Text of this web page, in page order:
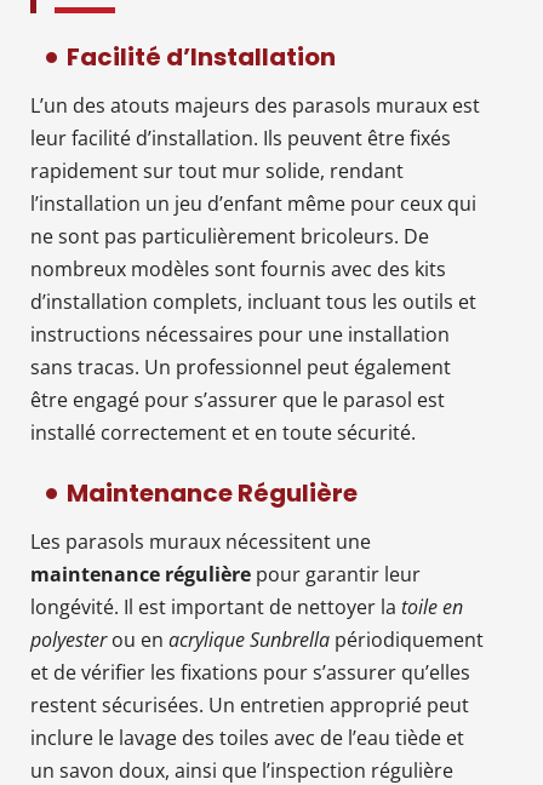
Facilité d’Installation
L’un des atouts majeurs des parasols muraux est
leur facilité d’installation. Ils peuvent être fixés
rapidement sur tout mur solide, rendant
l’installation un jeu d’enfant même pour ceux qui
ne sont pas particulièrement bricoleurs. De
nombreux modèles sont fournis avec des kits
d’installation complets, incluant tous les outils et
instructions nécessaires pour une installation
sans tracas. Un professionnel peut également
être engagé pour s’assurer que le parasol est
installé correctement et en toute sécurité.
Maintenance Régulière
Les parasols muraux nécessitent une
maintenance régulière pour garantir leur
longévité. Il est important de nettoyer la toile en
polyesterou en acrylique Sunbrella périodiquement
et de vérifier les fixations pour s’assurer qu’elles
restent sécurisées. Un entretien approprié peut
inclure le lavage des toiles avec de l’eau tiède et
un savon doux, ainsi que l’inspection régulière